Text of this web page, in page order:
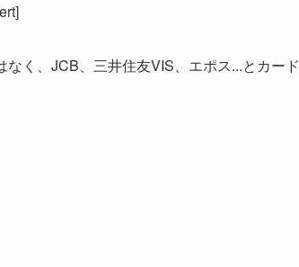
なく、JCB、三井住友VIS、エポス...とカード